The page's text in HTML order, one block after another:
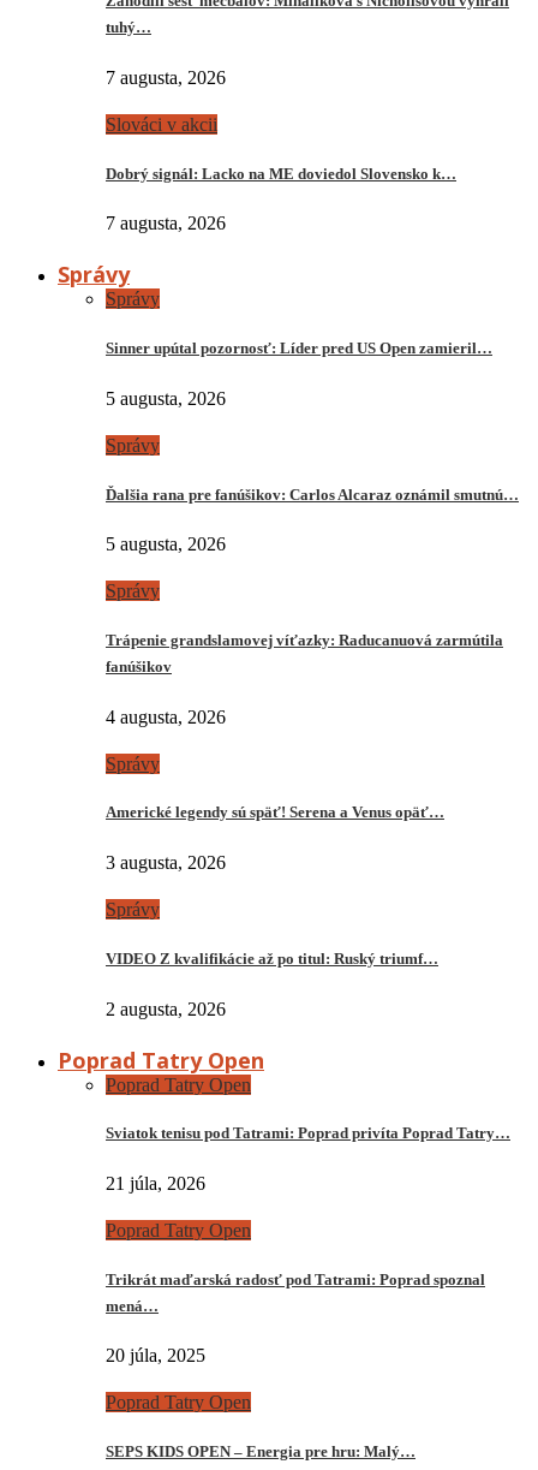
tuhý…
7 augusta, 2026
Slováci v akcii
Dobrý signál: Lacko na ME doviedol Slovensko k…
7 augusta, 2026
Správy
Správy
Sinner upútal pozornosť: Líder pred US Open zamieril…
5 augusta, 2026
Správy
Ďalšia rana pre fanúšikov: Carlos Alcaraz oznámil smutnú…
5 augusta, 2026
Správy
Trápenie grandslamovej víťazky: Raducanuová zarmútila
fanúšikov
4 augusta, 2026
Správy
Americké legendy sú späť! Serena a Venus opäť…
3 augusta, 2026
Správy
VIDEO Z kvalifikácie až po titul: Ruský triumf…
2 augusta, 2026
Poprad Tatry Open
Poprad Tatry Open
Sviatok tenisu pod Tatrami: Poprad privíta Poprad Tatry…
21 júla, 2026
Poprad Tatry Open
Trikrát maďarská radosť pod Tatrami: Poprad spoznal
mená…
20 júla, 2025
Poprad Tatry Open
SEPS KIDS OPEN – Energia pre hru: Malý…